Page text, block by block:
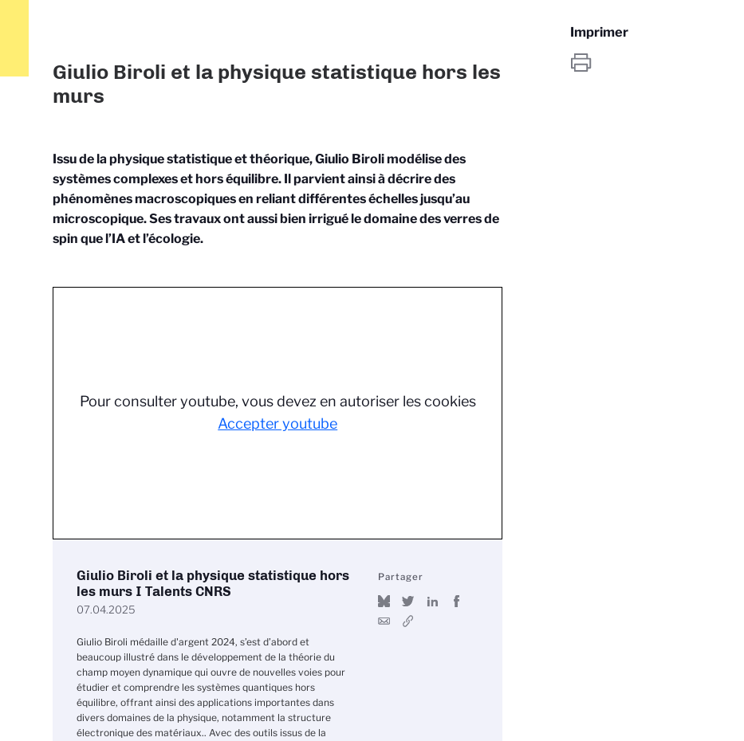
Giulio Biroli et la physique statistique hors les
murs
Issu de la physique statistique et théorique, Giulio Biroli modélise des
systèmes complexes et hors équilibre. Il parvient ainsi à décrire des
phénomènes macroscopiques en reliant différentes échelles jusqu’au
microscopique. Ses travaux ont aussi bien irrigué le domaine des verres de
spin que l’IA et l’écologie.
Pour consulter youtube, vous devez en autoriser les cookies
Accepter youtube
Giulio Biroli et la physique statistique hors
les murs I Talents CNRS
07.04.2025
Giulio Biroli médaille d'argent 2024, s’est d’abord et
beaucoup illustré dans le développement de la théorie du
champ moyen dynamique qui ouvre de nouvelles voies pour
étudier et comprendre les systèmes quantiques hors
équilibre, offrant ainsi des applications importantes dans
divers domaines de la physique, notamment la structure
électronique des matériaux.. Avec des outils issus de la
Partager
Imprimer